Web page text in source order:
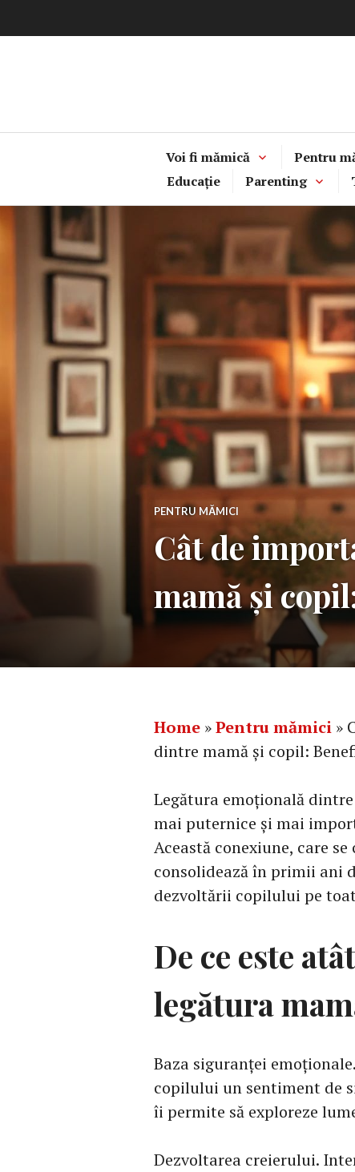
la
Voi fi mămică Pentru
Educație
Parenting
PENTRU MĂMICI
Cât de
mamă și
Home »Pentru mămici »
dintre mamă și copil:
Legătura emoțională
mai puternice și mai
Această conexiune, care
consolidează în primii ani
dezvoltării copilului pe
De ce este
legătura
Baza siguranței
copilului un sentiment de
îi permite să exploreze
Dezvoltarea creierului.